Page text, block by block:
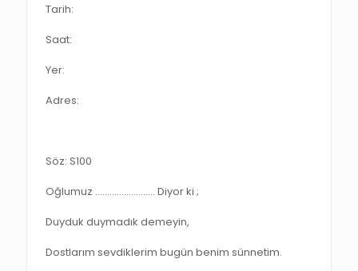
Tarih:
Saat:
Yer:
Adres:
Söz: S100
Oğlumuz ……………………. Diyor ki ;
Duyduk duymadık demeyin,
Dostlarım sevdiklerim bugün benim sünnetim.